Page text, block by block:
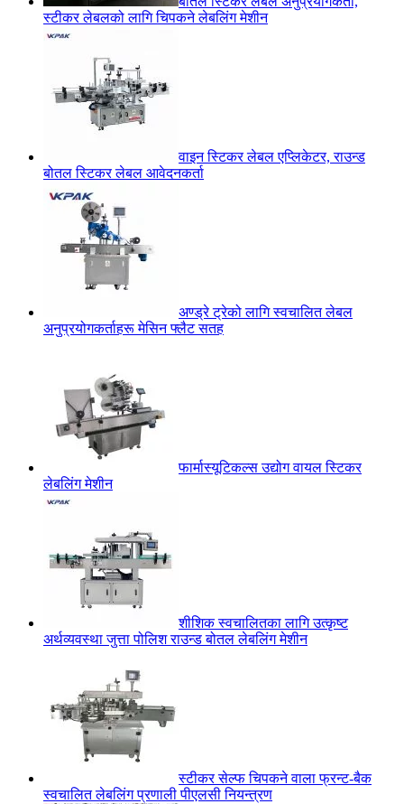
स्टीकर लेबलको लागि चिपकने लेबलिंग मेशीन
वाइन स्टिकर लेबल एप्लिकेटर, राउन्ड
बोतल स्टिकर लेबल आवेदनकर्ता
अण्ड्रे ट्रेको लागि स्वचालित लेबल
अनुप्रयोगकर्ताहरू मेसिन फ्लैट सतह
फार्मास्यूटिकल्स उद्योग वायल स्टिकर
लेबलिंग मेशीन
शीशिक स्वचालितका लागि उत्कृष्ट
अर्थव्यवस्था जुत्ता पोलिश राउन्ड बोतल लेबलिंग मेशीन
स्टीकर सेल्फ चिपकने वाला फ्रन्ट-बैक
स्वचालित लेबलिंग प्रणाली पीएलसी नियन्त्रण